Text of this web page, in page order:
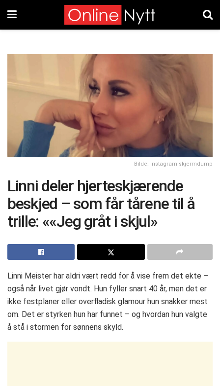
Bilde: Instagram skjermdump
Linni deler hjerteskjærende
beskjed – som får tårene til å
trille: ««Jeg gråt i skjul»
Linni Meister har aldri vært redd for å vise frem det ekte –
også når livet gjør vondt. Hun fyller snart 40 år, men det er
ikke festplaner eller overfladisk glamour hun snakker mest
om. Det er styrken hun har funnet – og hvordan hun valgte
å stå i stormen for sønnens skyld.